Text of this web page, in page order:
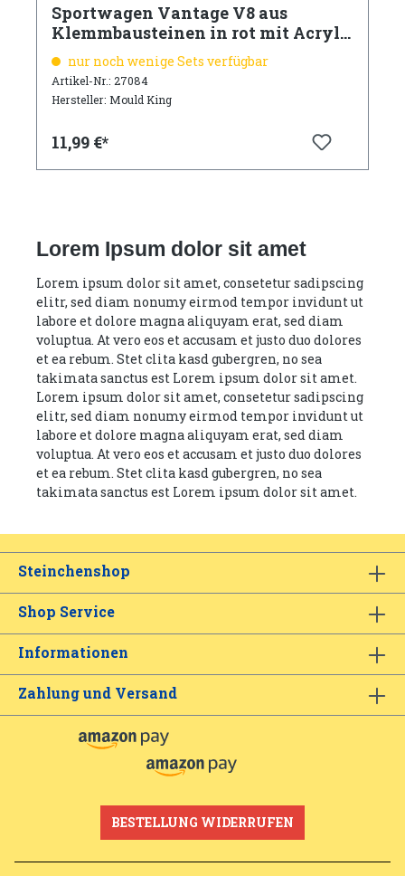
Sportwagen Vantage V8 aus
Klemmbausteinen in rot mit Acryl
Vitrine
nur noch wenige Sets verfügbar
Artikel-Nr.: 27084
Hersteller: Mould King
11,99 €*
Lorem Ipsum dolor sit amet
Lorem ipsum dolor sit amet, consetetur sadipscing
elitr, sed diam nonumy eirmod tempor invidunt ut
labore et dolore magna aliquyam erat, sed diam
voluptua. At vero eos et accusam et justo duo dolores
et ea rebum. Stet clita kasd gubergren, no sea
takimata sanctus est Lorem ipsum dolor sit amet.
Lorem ipsum dolor sit amet, consetetur sadipscing
elitr, sed diam nonumy eirmod tempor invidunt ut
labore et dolore magna aliquyam erat, sed diam
voluptua. At vero eos et accusam et justo duo dolores
et ea rebum. Stet clita kasd gubergren, no sea
takimata sanctus est Lorem ipsum dolor sit amet.
Steinchenshop
Shop Service
Informationen
Zahlung und Versand
BESTELLUNG WIDERRUFEN